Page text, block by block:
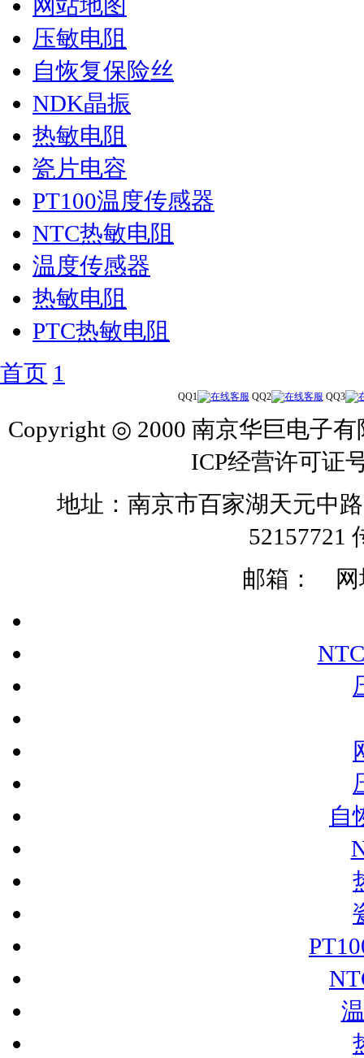
网站地图
压敏电阻
自恢复保险丝
NDK晶振
热敏电阻
瓷片电容
PT100温度传感器
NTC热敏电阻
温度传感器
热敏电阻
PTC热敏电阻
首页 1
QQ1 QQ2 QQ3
Copyright ◎ 2000 南京华巨电子
ICP经营许可证
地址：南京市百家湖天元中
52157721
邮箱：
网
自